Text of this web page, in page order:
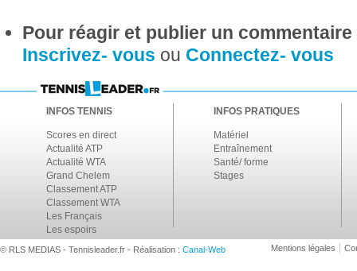
Pour réagir et publier un
Inscrivez- vous ou Connectez- vous
INFOS TENNIS
Scores en direct
Actualité ATP
Actualité WTA
Grand Chelem
Classement ATP
Classement WTA
Les Français
Les espoirs
INFOS PRATIQUES
Matériel
Entraînement
Santé/ forme
Stages
© RLS MEDIAS - Tennisleader.fr - Réalisation : Canal-Web Mentions légales